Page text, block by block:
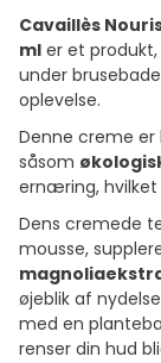
Cavaillès
ml er et
under
oplevelse.
Denne creme
såsom
ernæring, hvilket
Dens cremede
mousse,
øjeblik af
med en
renser din hud